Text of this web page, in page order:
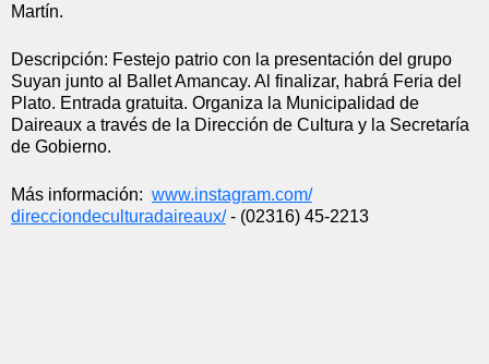
Martín.
Descripción: Festejo patrio con la presentación del grupo
Suyan junto al Ballet Amancay. Al finalizar, habrá Feria del
Plato. Entrada gratuita. Organiza la Municipalidad de
Daireaux a través de la Dirección de Cultura y la Secretaría
de Gobierno.
Más información: www.instagram.com/
direcciondeculturadaireaux/ - (02316) 45-2213